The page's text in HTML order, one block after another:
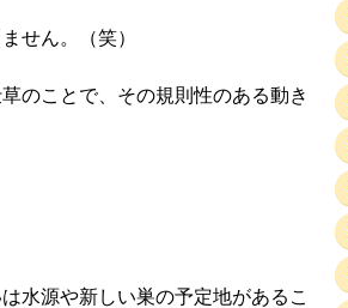
せん。（笑）
のことで、その規則性のある動き
水源や新しい巣の予定地があるこ